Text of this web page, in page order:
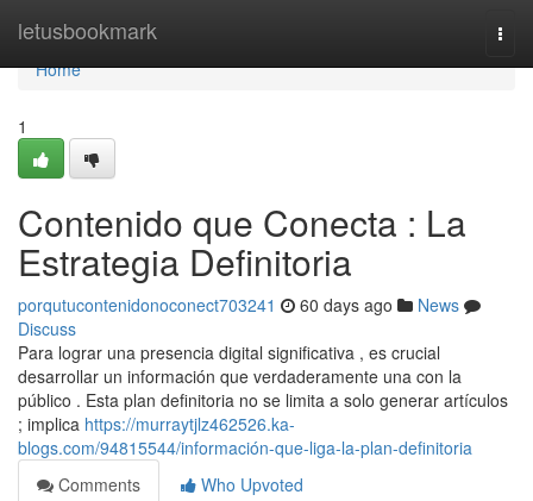
letusbookmark
Home
Home
1
Contenido que Conecta : La
Estrategia Definitoria
porqutucontenidonoconect703241 60 days ago
News
Discuss
Para lograr una presencia digital significativa , es crucial
desarrollar un información que verdaderamente una con la
público . Esta plan definitoria no se limita a solo generar artículos
; implica https://murraytjlz462526.ka-
blogs.com/94815544/información-que-liga-la-plan-definitoria
Comments
Who Upvoted